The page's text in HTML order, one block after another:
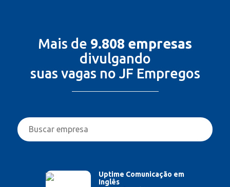
Mais de 9.808 empresas
divulgando
suas vagas no JF Empregos
Uptime Comunicação em
Inglês